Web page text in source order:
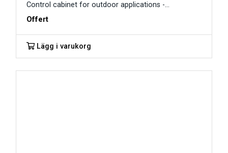
Control cabinet for outdoor applications -...
Offert
Lägg i varukorg